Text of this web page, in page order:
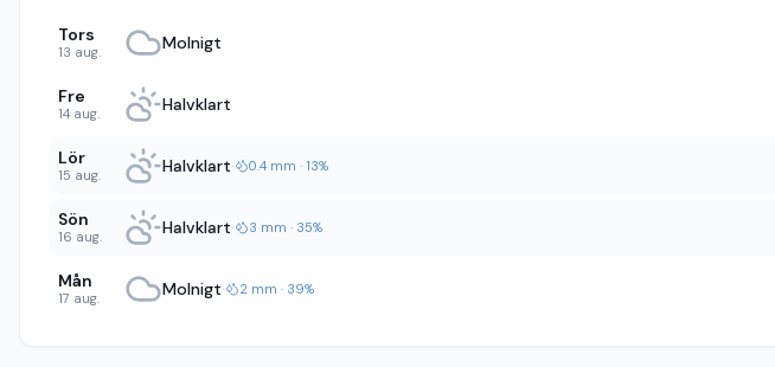
Tors
13 aug. Molnigt
Fre
14 aug. Halvklart
Lör
15 aug. Halvklart· 0.4 mm · 13%
Sön
16 aug. Halvklart· 3 mm · 35%
Mån
17 aug. Molnigt· 2 mm · 39%